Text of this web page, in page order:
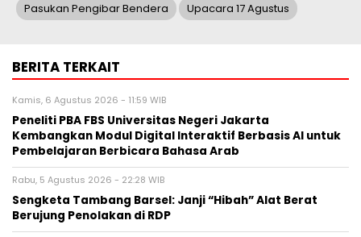
Pasukan Pengibar Bendera Upacara 17 Agustus
BERITA TERKAIT
Kamis, 6 Agustus 2026 - 11:59 WIB
Peneliti PBA FBS Universitas Negeri Jakarta
Kembangkan Modul Digital Interaktif Berbasis AI untuk
Pembelajaran Berbicara Bahasa Arab
Rabu, 5 Agustus 2026 - 22:28 WIB
Sengketa Tambang Barsel: Janji “Hibah” Alat Berat
Berujung Penolakan di RDP